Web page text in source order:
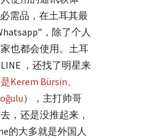
需品，在土耳其最
，除了个人
也都会使用。土耳
，还找了明星来
Kerem Bürsin、
），主打帅哥
，还是没推起来，
的大多就是外国人